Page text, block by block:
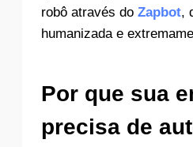
robô através do Zapbot,
humanizada e
Por que sua
precisa de